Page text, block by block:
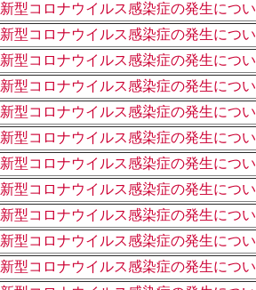
新型コロナウイルス感染症の発生につ
新型コロナウイルス感染症の発生につ
新型コロナウイルス感染症の発生につ
新型コロナウイルス感染症の発生につ
新型コロナウイルス感染症の発生につ
新型コロナウイルス感染症の発生につ
新型コロナウイルス感染症の発生につ
新型コロナウイルス感染症の発生につ
新型コロナウイルス感染症の発生につ
新型コロナウイルス感染症の発生につ
新型コロナウイルス感染症の発生につ